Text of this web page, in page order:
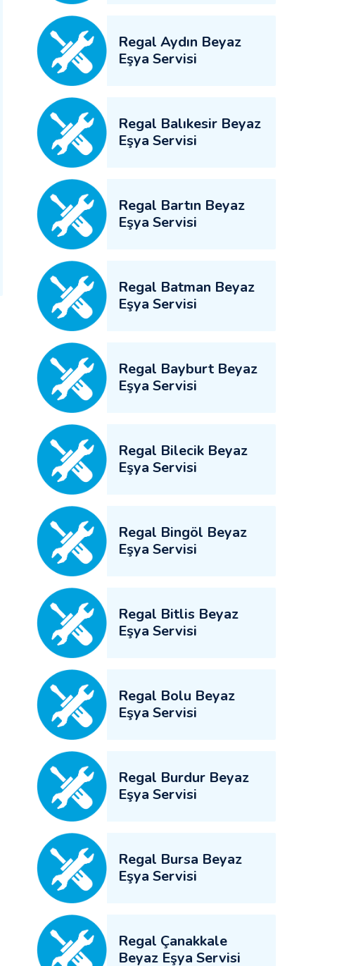
Regal Aydın Beyaz
Eşya Servisi
Regal Balıkesir Beyaz
Eşya Servisi
Regal Bartın Beyaz
Eşya Servisi
Regal Batman Beyaz
Eşya Servisi
Regal Bayburt Beyaz
Eşya Servisi
Regal Bilecik Beyaz
Eşya Servisi
Regal Bingöl Beyaz
Eşya Servisi
Regal Bitlis Beyaz
Eşya Servisi
Regal Bolu Beyaz
Eşya Servisi
Regal Burdur Beyaz
Eşya Servisi
Regal Bursa Beyaz
Eşya Servisi
Regal Çanakkale
Beyaz Eşya Servisi